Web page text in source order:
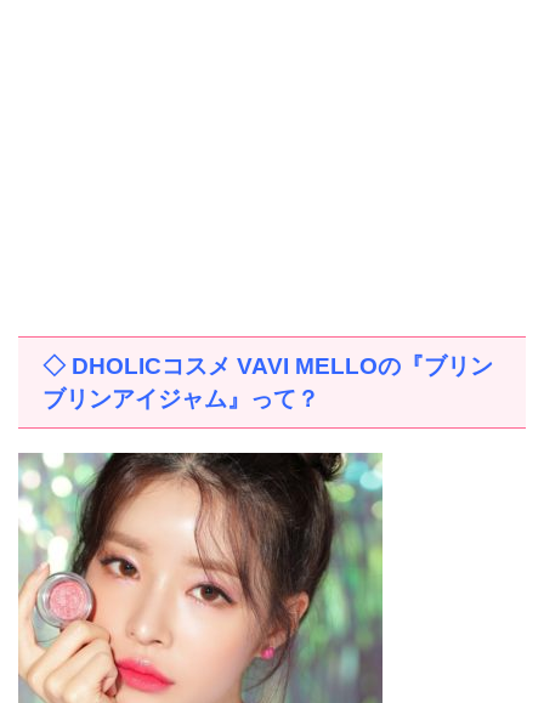
◇ DHOLICコスメ VAVI MELLOの『ブリン
ブリンアイジャム』って？